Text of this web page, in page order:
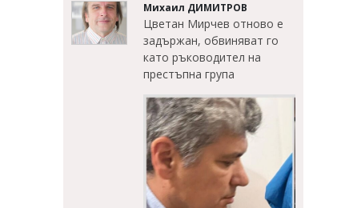
Михаил ДИМИТРОВ
Цветан Мирчев отново е
задържан, обвиняват го
като ръководител на
престъпна група